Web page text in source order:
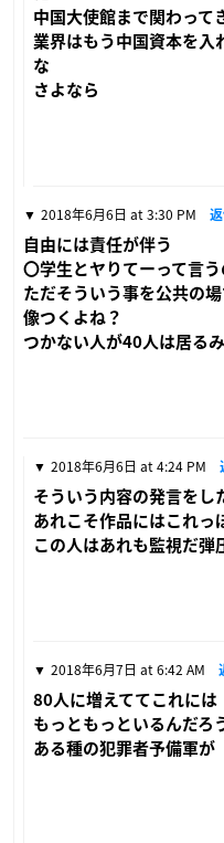
中国大使館まで関わって
業界はもう中国資本を入
な
さよなら
2018年6月6日 at 3:30 PM
自由には責任が伴う
〇学生とヤりてーって言
ただそういう事を公共の
像つくよね？
つかない人が40人は居る
2018年6月6日 at 4:24 PM
そういう内容の発言をし
あれこそ作品にはこれっ
この人はあれも監視だ弾
2018年6月7日 at 6:42 AM
80人に増えててこれには
もっともっといるんだろ
ある種の犯罪者予備軍が